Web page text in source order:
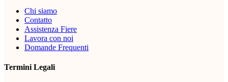
Chi siamo
Contatto
Assistenza Fiere
Lavora con noi
Domande Frequenti
Termini Legali